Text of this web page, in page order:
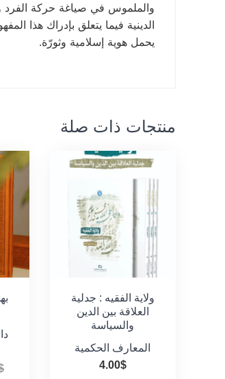
والملموس في صياغة حركة الفرد
الدينية فيما يتعلق بإدراك هذا
يحمل هوية إسلامية وثورّة.
منتجات ذات صلة
ولاية الفقيه : جدلية
العلاقة بين الدين
والسياسة
المعارف الحكمية
4.00$